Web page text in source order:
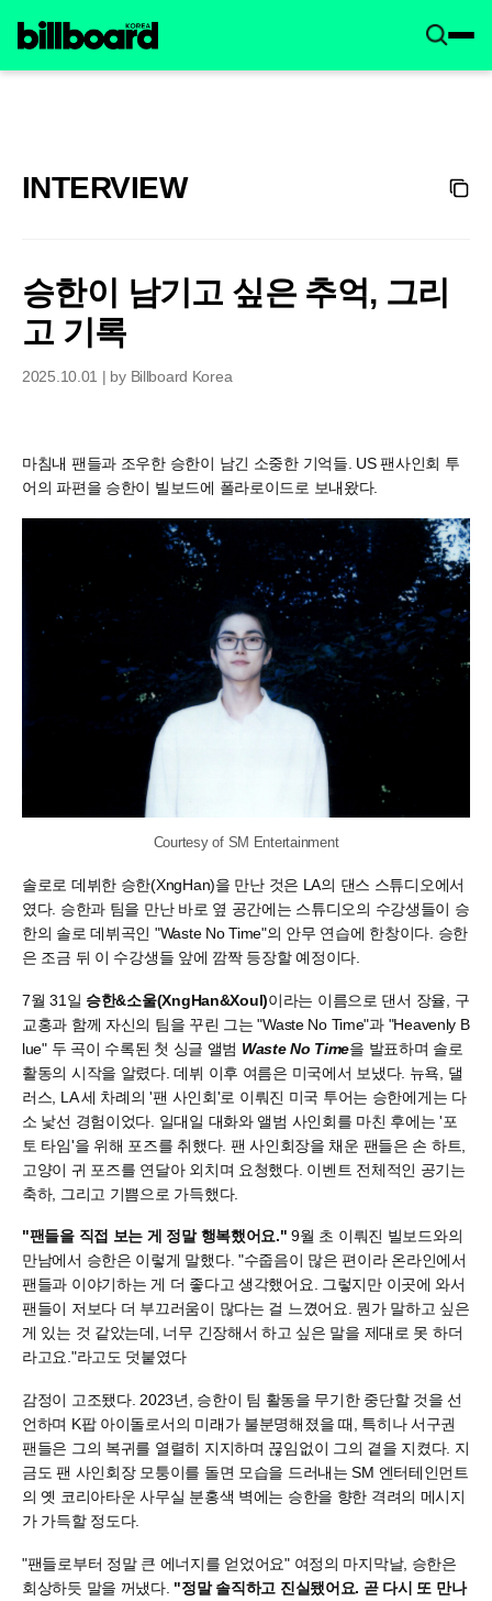
INTERVIEW
승한이 남기고 싶은 추억, 그리
고 기록
2025.10.01 | by Billboard Korea
마침내 팬들과 조우한 승한이 남긴 소중한 기억들. US 팬사인회 투
어의 파편을 승한이 빌보드에 폴라로이드로 보내왔다.
Courtesy of SM Entertainment
솔로로 데뷔한 승한(XngHan)을 만난 것은 LA의 댄스 스튜디오에서
였다. 승한과 팀을 만난 바로 옆 공간에는 스튜디오의 수강생들이 승
한의 솔로 데뷔곡인 "Waste No Time"의 안무 연습에 한창이다. 승한
은 조금 뒤 이 수강생들 앞에 깜짝 등장할 예정이다.
7월 31일 승한&소울(XngHan&Xoul)이라는 이름으로 댄서 장율, 구
교홍과 함께 자신의 팀을 꾸린 그는 "Waste No Time"과 "Heavenly B
lue" 두 곡이 수록된 첫 싱글 앨범 Waste No Time을 발표하며 솔로
활동의 시작을 알렸다. 데뷔 이후 여름은 미국에서 보냈다. 뉴욕, 댈
러스, LA 세 차례의 '팬 사인회'로 이뤄진 미국 투어는 승한에게는 다
소 낯선 경험이었다. 일대일 대화와 앨범 사인회를 마친 후에는 '포
토 타임'을 위해 포즈를 취했다. 팬 사인회장을 채운 팬들은 손 하트,
고양이 귀 포즈를 연달아 외치며 요청했다. 이벤트 전체적인 공기는
축하, 그리고 기쁨으로 가득했다.
"팬들을 직접 보는 게 정말 행복했어요." 9월 초 이뤄진 빌보드와의
만남에서 승한은 이렇게 말했다. "수줍음이 많은 편이라 온라인에서
팬들과 이야기하는 게 더 좋다고 생각했어요. 그렇지만 이곳에 와서
팬들이 저보다 더 부끄러움이 많다는 걸 느꼈어요. 뭔가 말하고 싶은
게 있는 것 같았는데, 너무 긴장해서 하고 싶은 말을 제대로 못 하더
라고요."라고도 덧붙였다
감정이 고조됐다. 2023년, 승한이 팀 활동을 무기한 중단할 것을 선
언하며 K팝 아이돌로서의 미래가 불분명해졌을 때, 특히나 서구권
팬들은 그의 복귀를 열렬히 지지하며 끊임없이 그의 곁을 지켰다. 지
금도 팬 사인회장 모퉁이를 돌면 모습을 드러내는 SM 엔터테인먼트
의 옛 코리아타운 사무실 분홍색 벽에는 승한을 향한 격려의 메시지
가 가득할 정도다.
"팬들로부터 정말 큰 에너지를 얻었어요" 여정의 마지막날, 승한은
회상하듯 말을 꺼냈다. "정말 솔직하고 진실됐어요. 곧 다시 또 만나